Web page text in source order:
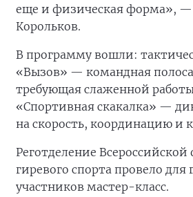
еще и физическая форма», —
Корольков.
В программу вошли:
«Вызов» — командная
требующая слаженной
«Спортивная скакалка» —
на скорость, координацию и
Реготделение
гиревого спорта провело для
участников мастер-класс.